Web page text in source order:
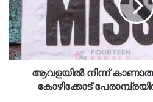
ആവളയിൽ നിന്ന്
കോഴിക്കോട്